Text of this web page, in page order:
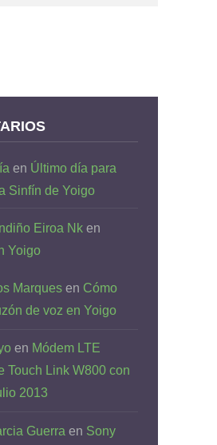
en Último día para
Sinfín de Yoigo
Eiroa Nk en
Yoigo
Marques en Cómo
de voz en Yoigo
en Módem LTE
Touch Link W800 con
2013
Guerra en Sony